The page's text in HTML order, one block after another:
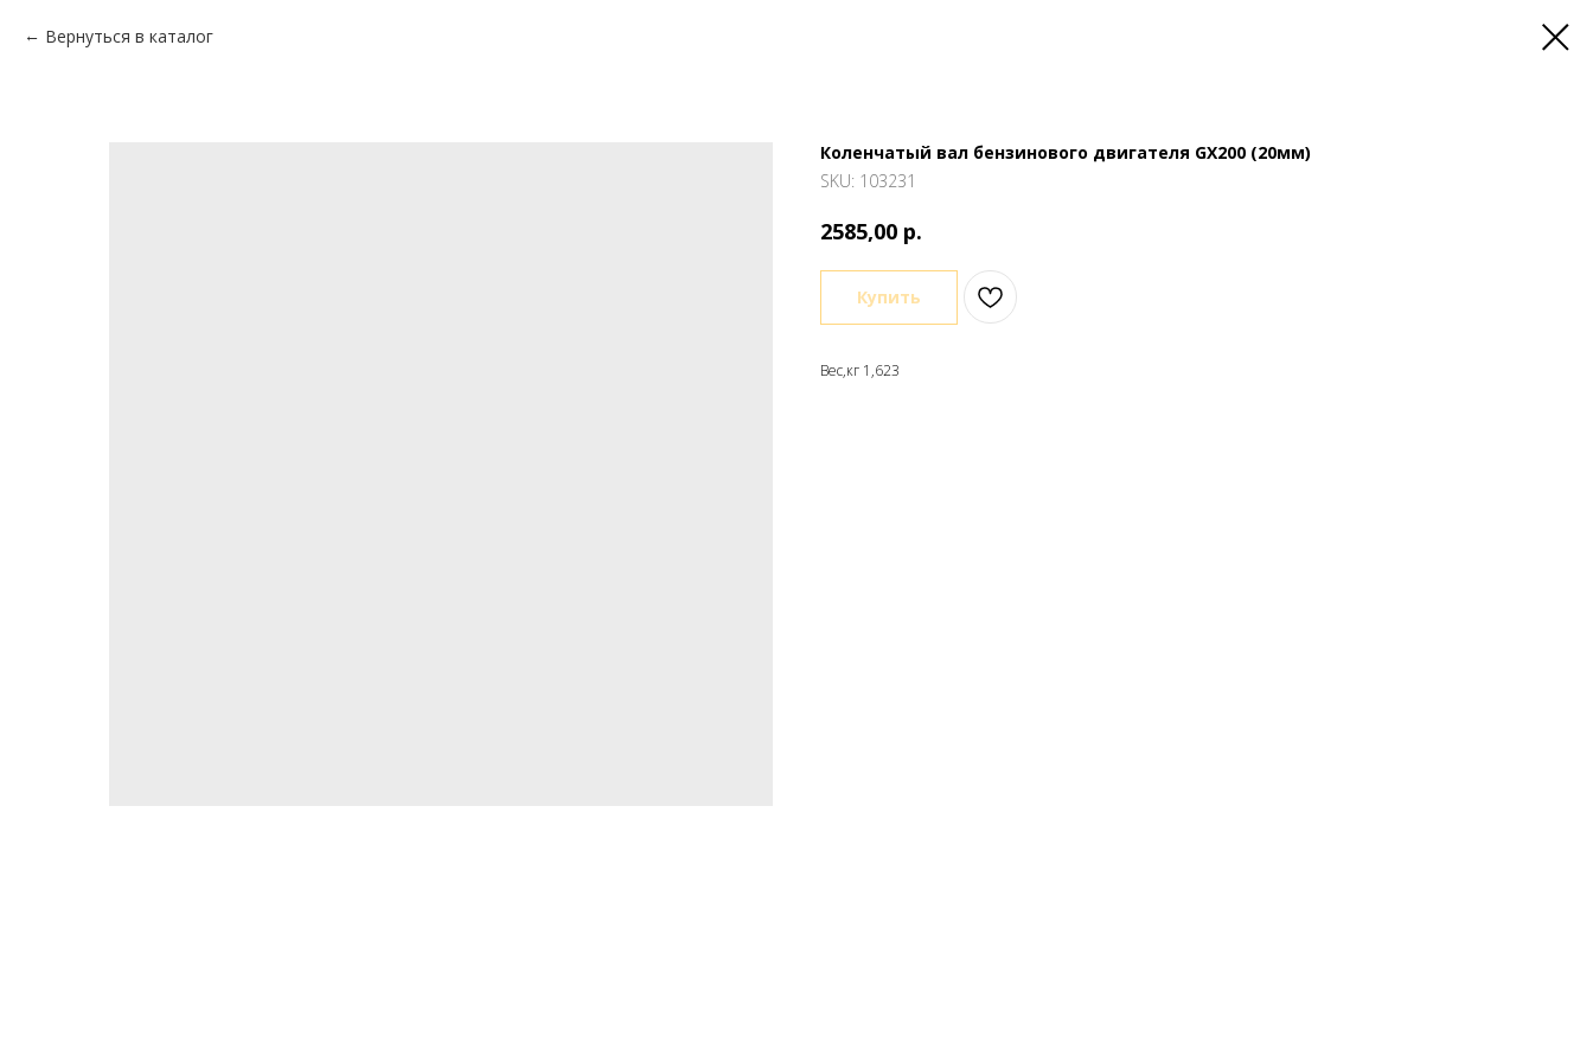
Вернуться в каталог
Коленчатый вал бензинового двигателя GX200 (20мм)
SKU: 103231
2585,00 р.
Купить
Вес,кг 1,623